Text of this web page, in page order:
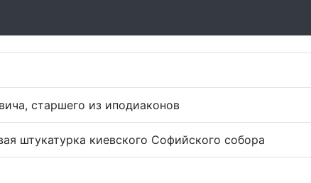
старшего из иподиаконов
штукатурка киевского Софийского собора